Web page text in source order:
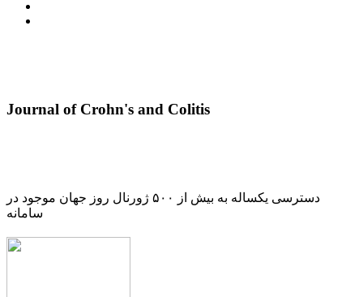
Journal of Crohn's and Colitis
دسترسی یکساله به بیش از ۵۰۰ ژورنال روز جهان موجود در
سامانه